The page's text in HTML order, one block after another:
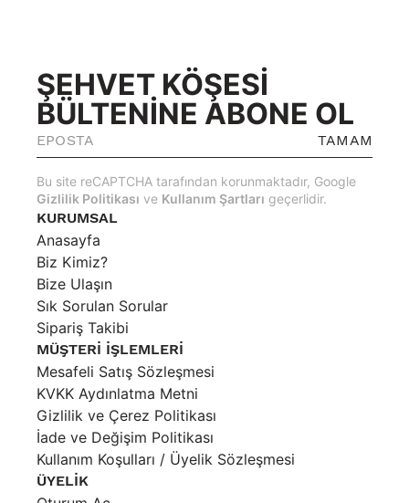
KURUMSAL
Anasayfa
Biz Kimiz?
Bize Ulaşın
Sık Sorulan Sorular
Sipariş Takibi
MÜŞTERİ İŞLEMLERİ
Mesafeli Satış Sözleşmesi
KVKK Aydınlatma Metni
Gizlilik ve Çerez Politikası
İade ve Değişim Politikası
Kullanım Koşulları / Üyelik Sözleşmesi
ÜYELİK
ŞEHVET KÖŞESİ
BÜLTENİNE ABONE OL
TAMAM
Bu site reCAPTCHA tarafından korunmaktadır, Google
Gizlilik Politikası ve Kullanım Şartları geçerlidir.